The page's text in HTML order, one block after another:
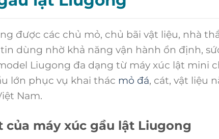
được các chủ mỏ, chủ bãi vật liệu, nhà
tin dùng nhờ khả năng vận hành ổn định,
Liugong đa dạng từ máy xúc lật mini
lớn phục vụ khai thác mỏ đá, cát, vật liệu
Nam.
máy xúc gầu lật Liugong